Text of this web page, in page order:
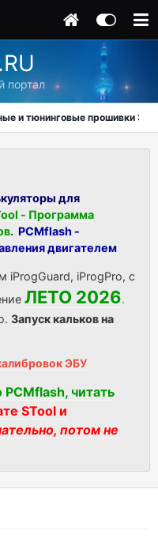
портал
и тюнинговые прошивки ЭБУ
для
- Программа
. PCMflash -
двигателем
iProgGuard, iProgPro, с
ЛЕТО 2026.
Запуск кальков на
ЭБУ
читать
STool и
потом не